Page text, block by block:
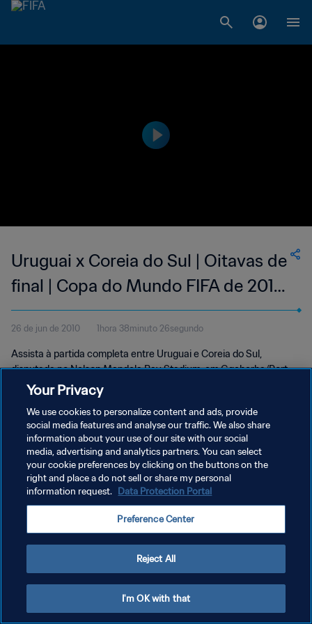
Uruguai x Coreia do Sul | Oitavas de
final | Copa do Mundo FIFA de 2010,
na África do Sul | Jogo completo
26 de jun de 2010 1hora 38minuto 26segundo
Assista à partida completa entre Uruguai e Coreia do Sul,
disputada no Nelson Mandela Bay Stadium, em Gqeberha/Port
Elizabeth, no sábado, 26 de junho de 2010.
POLÍTICA DE PRIVACIDADE
TERMOS DE SERVIÇO
ADMINISTRAR AS PREFERÊNCIAS DE COOKIES
Your Privacy
We use cookies to personalize content and ads, provide
social media features and analyse our traffic. We also share
information about your use of our site with our social
media, advertising and analytics partners. You can select
your cookie preferences by clicking on the buttons on the
right and place a do not sell or share my personal
information request. Data Protection Portal
Preference Center
Reject All
I'm OK with that